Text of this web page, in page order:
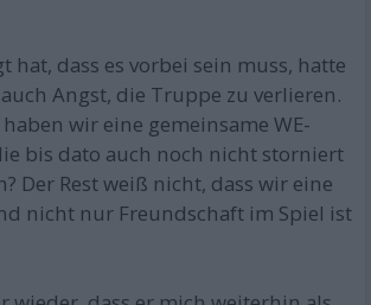
hat, dass es vorbei sein muss, hatte
Angst, die Truppe zu verlieren.
haben wir eine gemeinsame WE-
bis dato auch noch nicht storniert
Der Rest weiß nicht, dass wir eine
nicht nur Freundschaft im Spiel ist